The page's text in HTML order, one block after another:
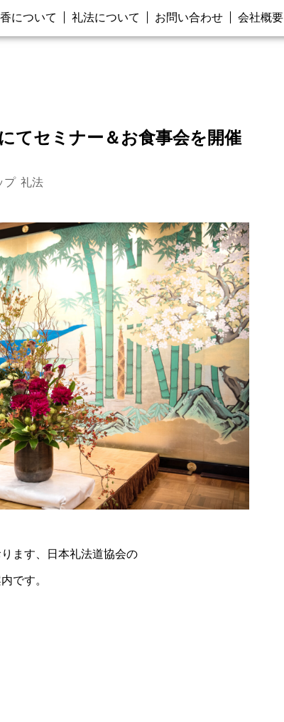
について 礼法について お問い合わせ 会社概要
てセミナー＆お食事会を開催
プ 礼法
ます、日本礼法道協会の
です。